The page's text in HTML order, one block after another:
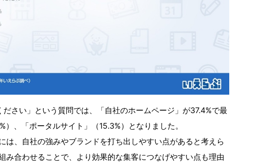
ださい」という質問では、「自社のホームページ」が37.4%で最
、「ポータルサイト」（15.3%）となりました。
は、自社の強みやブランドを打ち出しやすい点があると考えら
み合わせることで、より効果的な集客につなげやすい点も理由